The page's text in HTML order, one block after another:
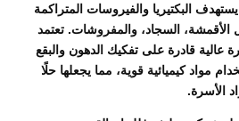
البكتيريا والفيروسات المتراكمة
الأقمشة، السجاد، والمفروشات. تعتمد
عالية قادرة على تفكيك الدهون والبقع
مواد كيميائية قوية، مما يجعلها حلًا
الأسرة.